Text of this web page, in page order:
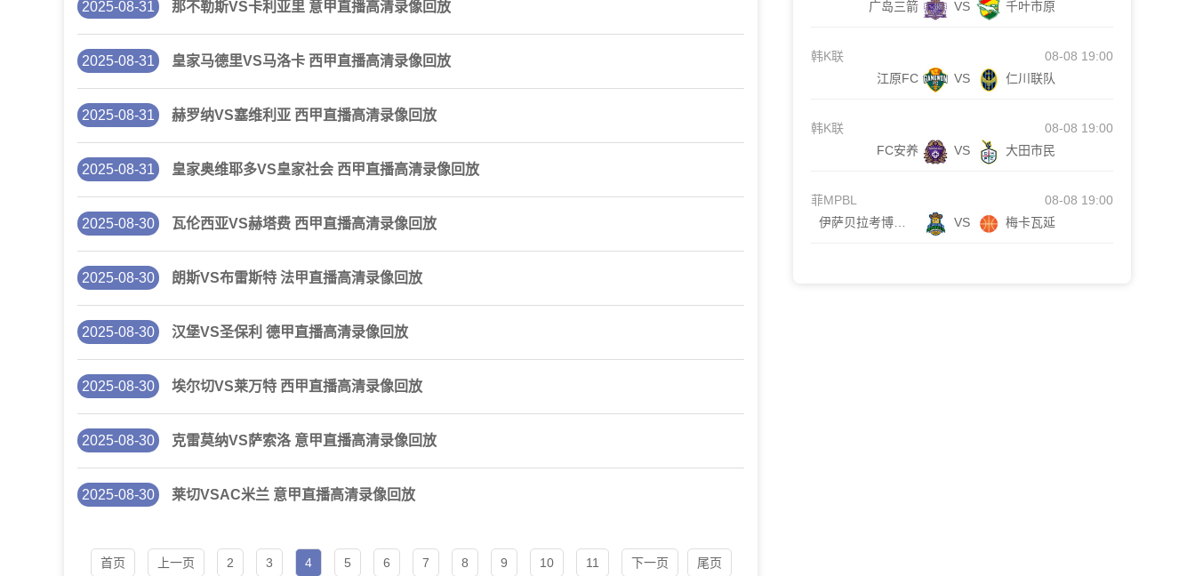
2025-08-31 那不勒斯VS卡利亚里 意甲直播高清录像回放
2025-08-31 皇家马德里VS马洛卡 西甲直播高清录像回放
2025-08-31 赫罗纳VS塞维利亚 西甲直播高清录像回放
2025-08-31 皇家奥维耶多VS皇家社会 西甲直播高清录像回放
2025-08-30 瓦伦西亚VS赫塔费 西甲直播高清录像回放
2025-08-30 朗斯VS布雷斯特 法甲直播高清录像回放
2025-08-30 汉堡VS圣保利 德甲直播高清录像回放
2025-08-30 埃尔切VS莱万特 西甲直播高清录像回放
2025-08-30 克雷莫纳VS萨索洛 意甲直播高清录像回放
2025-08-30 莱切VSAC米兰 意甲直播高清录像回放
首页 上一页 2 3 4 5 6 7 8 9 10 11 下一页 尾页
广岛三箭
VS 千叶市原
韩K联
08-08 19:00
江原FC
VS 仁川联队
韩K联
08-08 19:00
FC安养
VS 大田市民
菲MPBL
08-08 19:00
VS 梅卡瓦延